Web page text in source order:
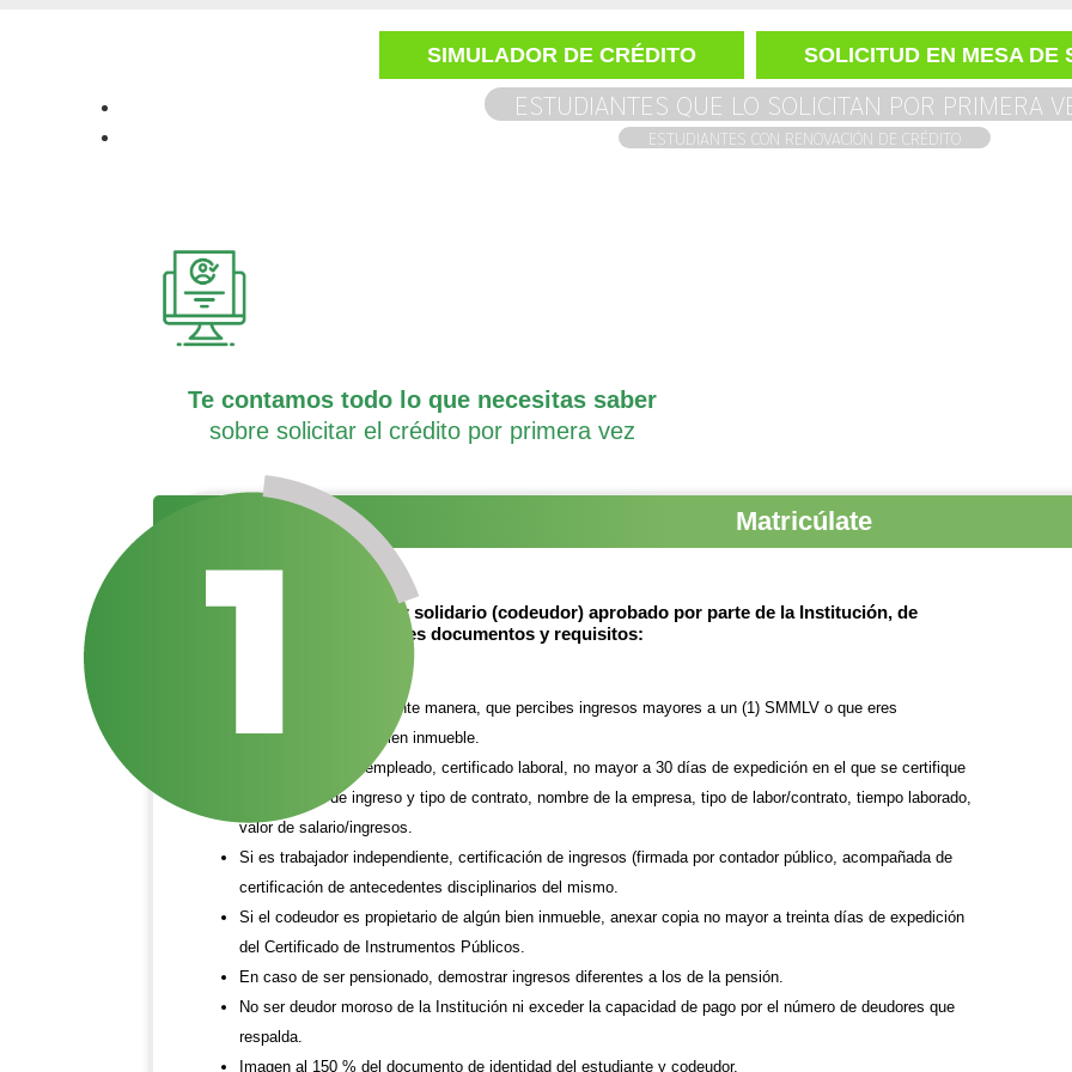
SIMULADOR DE CRÉDITO SOLICITUD EN MESA DE
ESTUDIANTES QUE LO SOLICITAN POR PRIMERA
ESTUDIANTES CON RENOVACIÓN DE CRÉDITO
Te contamos todo lo que necesitas saber
sobre solicitar el crédito por primera vez
Matricúlate
Deberás tener un deudor solidario (codeudor) aprobado por parte de la Institución, de
acuerdo con los siguientes documentos y requisitos:
Demostrar, de la siguiente manera, que percibes ingresos mayores a un (1) SMMLV o que eres
propietario de algún bien inmueble.
Si el codeudor es empleado, certificado laboral, no mayor a 30 días de expedición en el que se certifique
cargo, fecha de ingreso y tipo de contrato, nombre de la empresa, tipo de labor/contrato, tiempo laborado,
valor de salario/ingresos.
Si es trabajador independiente, certificación de ingresos (firmada por contador público, acompañada de
certificación de antecedentes disciplinarios del mismo.
Si el codeudor es propietario de algún bien inmueble, anexar copia no mayor a treinta días de expedición
del Certificado de Instrumentos Públicos.
En caso de ser pensionado, demostrar ingresos diferentes a los de la pensión.
No ser deudor moroso de la Institución ni exceder la capacidad de pago por el número de deudores que
respalda.
Imagen al 150 % del documento de identidad del estudiante y codeudor.